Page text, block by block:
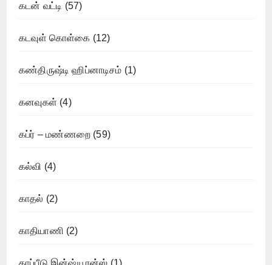
கடன் வட்டி (57)
கடவுள் கொள்கை (12)
கண்திருஷ்டி ஹிப்னாடிசம் (1)
கனவுகள் (4)
கப்ர் – மண்ணறை (59)
கல்வி (4)
காதல் (2)
காதியாணி (2)
காப்பீடு இன்ஷ்யூரன்ஸ் (1)